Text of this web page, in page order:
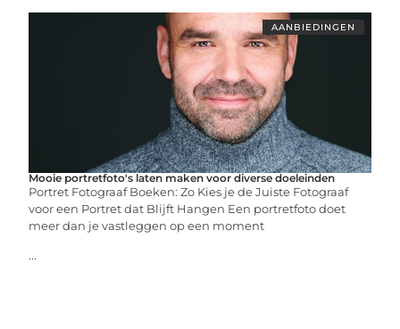
AANBIEDINGEN
Mooie portretfoto's laten maken voor diverse doeleinden
Portret Fotograaf Boeken: Zo Kies je de Juiste Fotograaf
voor een Portret dat Blijft Hangen Een portretfoto doet
meer dan je vastleggen op een moment
...